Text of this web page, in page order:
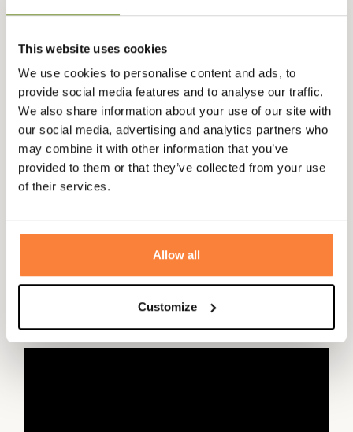
This website uses cookies
We use cookies to personalise content and ads, to
provide social media features and to analyse our traffic.
We also share information about your use of our site with
our social media, advertising and analytics partners who
may combine it with other information that you’ve
provided to them or that they’ve collected from your use
of their services.
Allow all
Customize
site).
Vous l'aurez compris la veste Bedale de chez Barbour est
un modèle emblématique de la marque anglaise qui fera
le bonheur de tous les amoureux du style "gentleman
farmer" so british !
Barbour vous propose la Bedale en 5 coloris : Olive, Navy,
Rustique, Sage et Black.
Mesures :
XXS
LONGUEUR DORSALE (cm)
75 75 75 76 78 83
TOUR DE POITRINE (cm)